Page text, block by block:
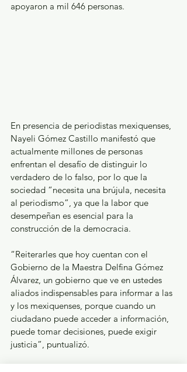
apoyaron a mil 646 personas.
En presencia de periodistas mexiquenses,
Nayeli Gómez Castillo manifestó que
actualmente millones de personas
enfrentan el desafío de distinguir lo
verdadero de lo falso, por lo que la
sociedad “necesita una brújula, necesita
al periodismo”, ya que la labor que
desempeñan es esencial para la
construcción de la democracia.
“Reiterarles que hoy cuentan con el
Gobierno de la Maestra Delfina Gómez
Álvarez, un gobierno que ve en ustedes
aliados indispensables para informar a las
y los mexiquenses, porque cuando un
ciudadano puede acceder a información,
puede tomar decisiones, puede exigir
justicia”, puntualizó.